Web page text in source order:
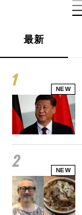
最新
NEW
NEW